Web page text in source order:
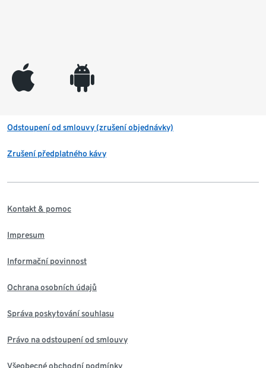
appleinc android
Odstoupení od smlouvy (zrušení objednávky)
Zrušení předplatného kávy
Kontakt & pomoc
Impresum
Informační povinnost
Ochrana osobních údajů
Správa poskytování souhlasu
Právo na odstoupení od smlouvy
Všeobecné obchodní podmínky